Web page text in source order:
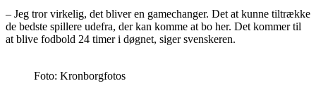
– Jeg tror virkelig, det bliver en gamechanger. Det at kunne tiltrække
de bedste spillere udefra, der kan komme at bo her. Det kommer til
at blive fodbold 24 timer i døgnet, siger svenskeren.
Foto: Kronborgfotos